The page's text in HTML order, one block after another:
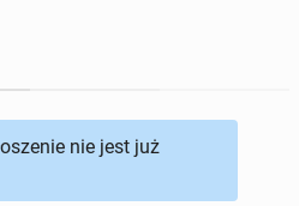
nie jest już